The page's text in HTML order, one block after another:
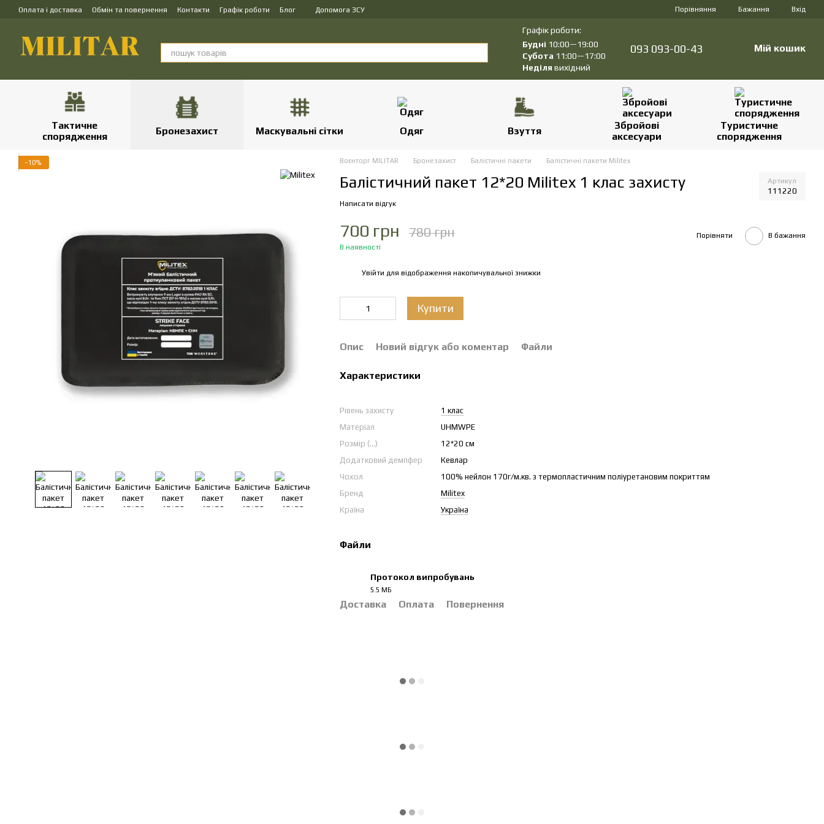
Перейти до основного контенту
Оплата і доставка Обмін та повернення Контакти Графік роботи Блог Допомога ЗСУ Порівняння Бажання Вхід
Графік роботи:
Будні 10:00—19:00
Субота 11:00—17:00
Неділя вихідний
093 093-00-43 Мій кошик
Тактичне
спорядження
Бронезахист Маскувальні сітки Одяг Взуття
Збройові
аксесуари
Туристичне
спорядження
−10% Воєнторг MILITAR Бронезахист Балістичні пакети Балістичні пакети Militex
Балістичний пакет 12*20 Militex 1 клас захисту Артикул
111220
Написати відгук
700 грн 780 грн
В наявності
Порівняти В бажання
Увійти для відображення накопичувальної знижки
Купити
Опис Новий відгук або коментар Файли
Характеристики
Рівень захисту
1 клас
Матеріал
UHMWPE
Розмір (...)
12*20 см
Додатковий демпфер
Кевлар
Чохол
100% нейлон 170г/м.кв. з термопластичним поліуретановим покриттям
Бренд
Militex
Країна
Україна
Файли
Протокол випробувань
5.5 МБ
Доставка Оплата Повернення